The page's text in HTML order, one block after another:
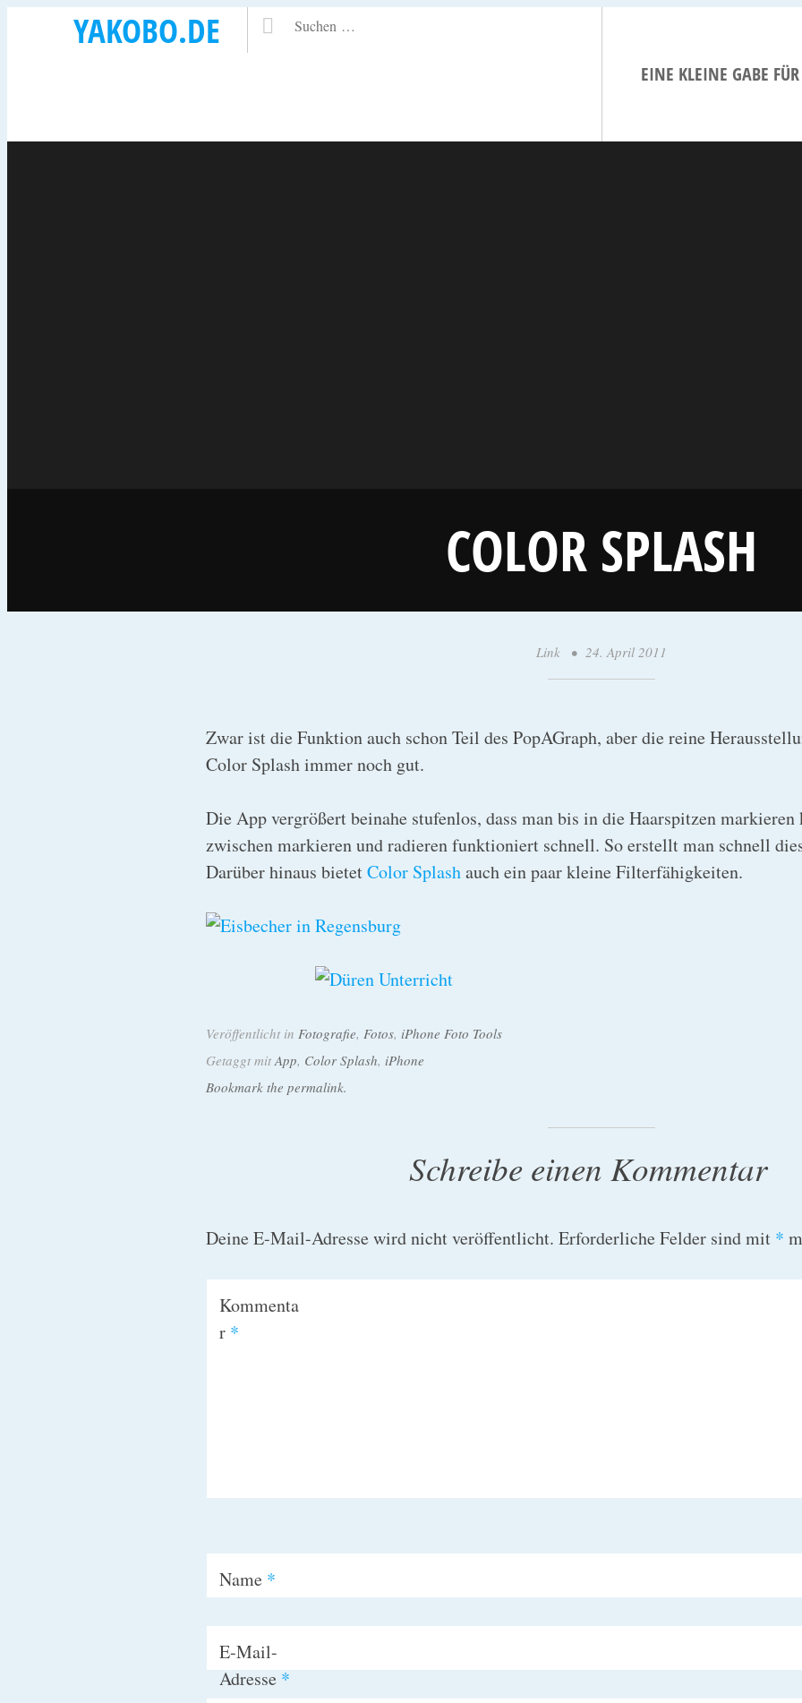
YAKOBO.DE
EINE KLEINE GABE
COLOR SPLASH
Link • 24. April 2011
k
o
Zwar ist die Funktion auch schon Teil des PopAGraph, aber die reine
Color Splash immer noch gut.
Die App vergrößert beinahe stufenlos, dass man bis in die Haarspitzen markieren
zwischen markieren und radieren funktioniert schnell. So erstellt man schnell
Darüber hinaus bietetColor Splashauch ein paar kleine Filterfähigkeiten.
Veröffentlicht in Fotografie, Fotos, iPhone Foto Tools
Getaggt mitApp, Color Splash, iPhone
Bookmark the permalink.
Schreibe einen Kommentar
Deine E-Mail-Adresse wird nicht veröffentlicht. Erforderliche Felder sind mit *
Kommenta
r *
Name *
E-Mail-
Adresse*